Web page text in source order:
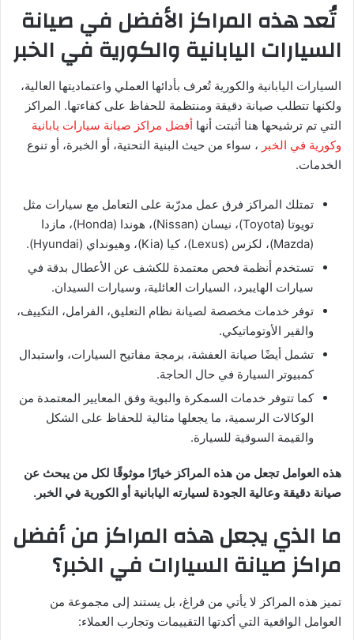
تُعد هذه المراكز الأفضل في صيانة
السيارات اليابانية والكورية في الخبر
السيارات اليابانية والكورية تُعرف بأدائها العملي واعتماديتها العالية،
ولكنها تتطلب صيانة دقيقة ومنتظمة للحفاظ على كفاءتها. المراكز
التي تم ترشيحها هنا أثبتت أنها أفضل مراكز صيانة سيارات يابانية
وكورية في الخبر ، سواء من حيث البنية التحتية، أو الخبرة، أو تنوع
الخدمات.
تمتلك المراكز فرق عمل مدرّبة على التعامل مع سيارات مثل
تويوتا (Toyota)، نيسان (Nissan)، هوندا (Honda)، مازدا
(Mazda)، لكزس (Lexus)، كيا (Kia)، وهيونداي (Hyundai).
تستخدم أنظمة فحص معتمدة للكشف عن الأعطال بدقة في
سيارات الهايبرد، السيارات العائلية، وسيارات السيدان.
توفر خدمات مخصصة لصيانة نظام التعليق، الفرامل، التكييف،
والقير الأوتوماتيكي.
تشمل أيضًا صيانة العفشة، برمجة مفاتيح السيارات، واستبدال
كمبيوتر السيارة في حال الحاجة.
كما تتوفر خدمات السمكرة والبوية وفق المعايير المعتمدة من
الوكالات الرسمية، ما يجعلها مثالية للحفاظ على الشكل
والقيمة السوقية للسيارة.
هذه العوامل تجعل من هذه المراكز خيارًا موثوقًا لكل من يبحث عن
صيانة دقيقة وعالية الجودة لسيارته اليابانية أو الكورية في الخبر.
ما الذي يجعل هذه المراكز من أفضل
مراكز صيانة السيارات في الخبر؟
تميز هذه المراكز لا يأتي من فراغ، بل يستند إلى مجموعة من
العوامل الواقعية التي أكدتها التقييمات وتجارب العملاء: